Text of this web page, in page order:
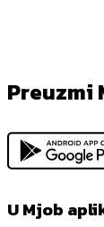
Preuzmi
U Mjob